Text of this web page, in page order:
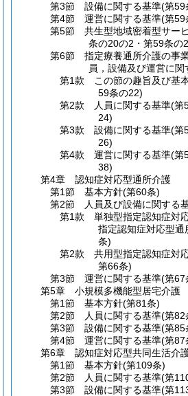
第3節
設備に関する基準(第59
第4節
運営に関する基準(第59
第5節
共生型地域密着型サー
条の20の2・第59条の
第6節
指定療養通所介護の事
員，設備及び運営に関
第1款
この節の趣旨及び基
59条の22)
第2款
人員に関する基準(第
24)
第3款
設備に関する基準(第
26)
第4款
運営に関する基準(第
38)
第4章
認知症対応型通所介護
第1節
基本方針(第60条)
第2節
人員及び設備に関する
第1款
単独型指定認知症対
指定認知症対応型通
条)
第2款
共用型指定認知症対
第66条)
第3節
運営に関する基準(第67
第5章
小規模多機能型居宅介護
第1節
基本方針(第81条)
第2節
人員に関する基準(第82
第3節
設備に関する基準(第85
第4節
運営に関する基準(第87
第6章
認知症対応型共同生活介
第1節
基本方針(第109条)
第2節
人員に関する基準(第
第3節
設備に関する基準(第